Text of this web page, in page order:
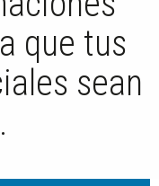
que tus
sean